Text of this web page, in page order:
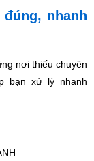
nhanh
nơi thiếu chuyên
bạn xử lý nhanh